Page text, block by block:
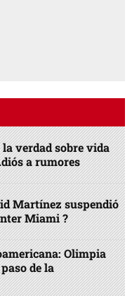
verdad sobre vida
a rumores
Martínez suspendió
Miami ?
Olimpia
de la